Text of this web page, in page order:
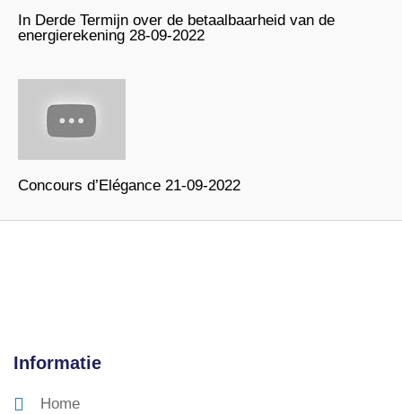
In Derde Termijn over de betaalbaarheid van de
energierekening 28-09-2022
Concours d’Elégance 21-09-2022
Informatie
Home